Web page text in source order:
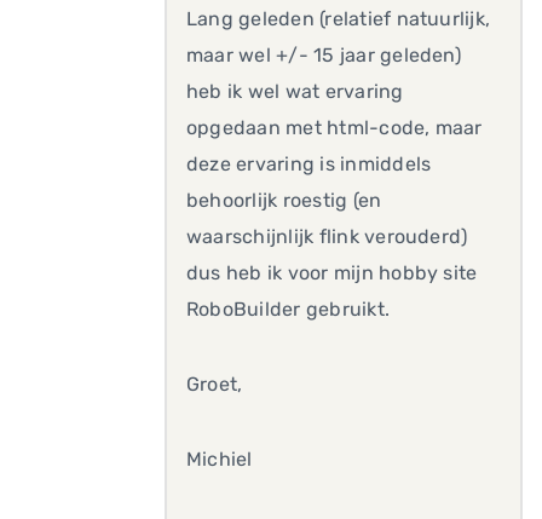
Lang geleden (relatief natuurlijk,
maar wel +/- 15 jaar geleden)
heb ik wel wat ervaring
opgedaan met html-code, maar
deze ervaring is inmiddels
behoorlijk roestig (en
waarschijnlijk flink verouderd)
dus heb ik voor mijn hobby site
RoboBuilder gebruikt.
Groet,
Michiel